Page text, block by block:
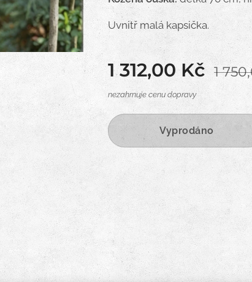
Uvnitř malá kapsička.
1 312,00 Kč 1
nezahrnuje cenu dopravy
Vyprodáno